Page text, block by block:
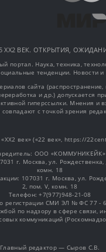
XX2 ВЕК. ОТКРЫТИЯ,
портал. Наука, техника,
тенденции. Новости и
сайта (распространение,
и др.) допускается
гиперссылки. Мнения и
совпадают с точкой зрения
век» («22 век», https://
OOO «КОММУНИКЕЙК»
г. Москва, ул.
комн. 18
107031 г. Москва, ул.
2, пом. V, комн. 18
Телефон: +7(977)948-21-08
о регистрации СМИ ЭЛ № ФС 77 -
по надзору в сфере связи,
коммуникаций
Главный редактор — Сыров С.В.